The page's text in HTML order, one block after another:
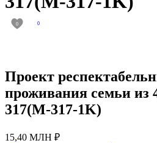
0 0
Проект
проживания семьи из
317(M-317-1K)
15,40 МЛН ₽